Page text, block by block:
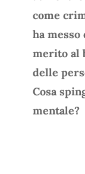
come
ha
merito al
delle
Cosa
mentale?